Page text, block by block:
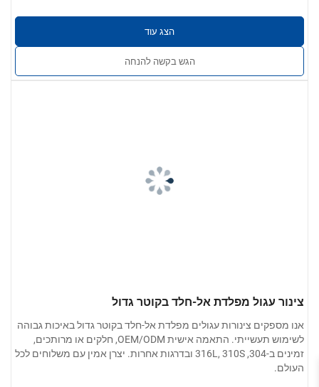
הצג עוד
הגש בקשה להנחה
צינור עגול מפלדת אל-חלד בקוטר גדול
אנו מספקים צינורות עגולים מפלדת אל-חלד בקוטר גדול באיכות גבוהה
לשימוש תעשייתי. התאמה אישית OEM/ODM, חלקים או מרותכים,
זמינים ב-304, 316L, 310S ובדרגות אחרות. יצרן אמין עם משלוחים לכל
העולם.